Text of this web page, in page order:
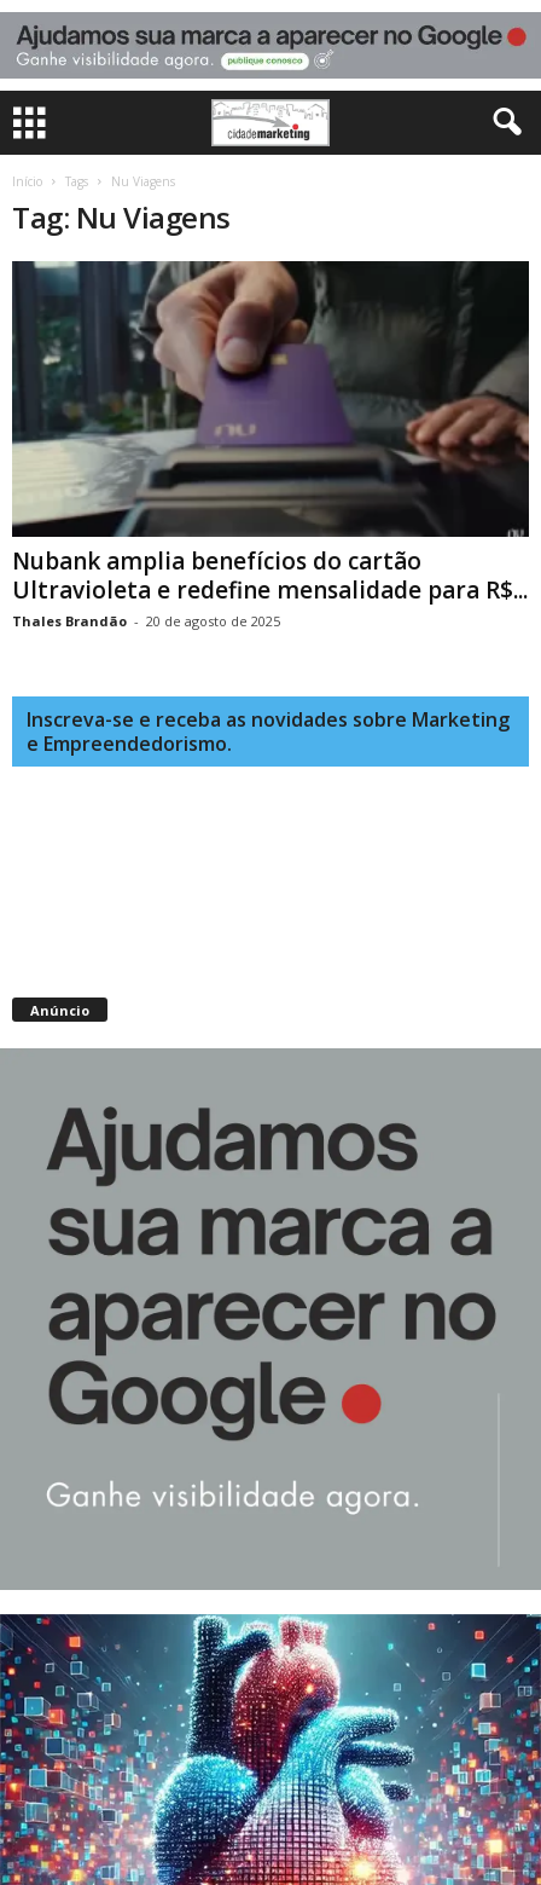
Início Tags Nu Viagens
Tag: Nu Viagens
Nubank amplia benefícios do cartão
Ultravioleta e redefine mensalidade para R$...
Thales Brandão - 20 de agosto de 2025
Inscreva-se e receba as novidades sobre Marketing
e Empreendedorismo.
Anúncio